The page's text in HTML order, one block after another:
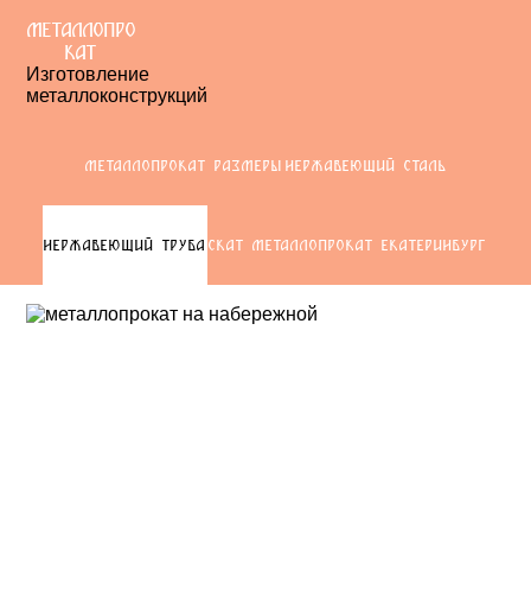
МЕТАЛЛОПРО
КАТ
Изготовление
металлоконструкций
МЕТАЛЛОПРОКАТ РАЗМЕРЫ НЕРЖАВЕЮЩИЙ СТАЛЬ
НЕРЖАВЕЮЩИЙ ТРУБА СКАТ МЕТАЛЛОПРОКАТ ЕКАТЕРИНБУРГ